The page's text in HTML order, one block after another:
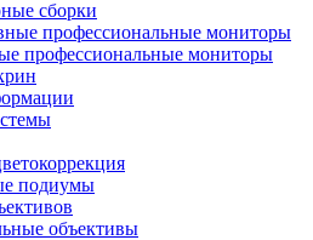
сборки
профессиональные мониторы
профессиональные мониторы
подиумы
объективы